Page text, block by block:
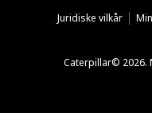
Juridiske vilkår
Caterpillar© 2026.